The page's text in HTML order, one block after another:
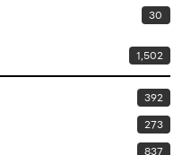
30
1,502
392
273
837